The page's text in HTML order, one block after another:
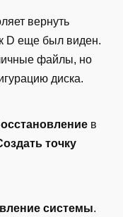
вернуть
D еще был виден.
файлы, но
диска.
в
точку
системы.